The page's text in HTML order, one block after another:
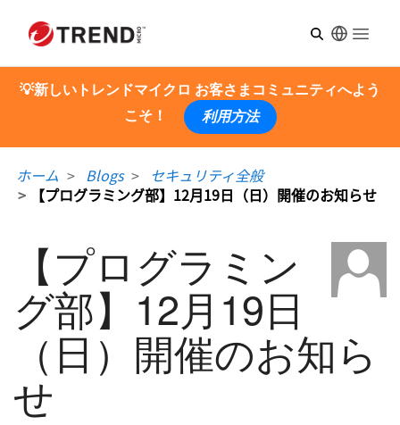
Open
💡新しいトレンドマイクロ お客さまコミュニティへよう
こそ！
利用方法
ホーム Blogs
セキュリティ全般
【プログラミング部】12月19日（日）開催のお知らせ
【プログラミン
グ部】12月19日
（日）開催のお知ら
せ